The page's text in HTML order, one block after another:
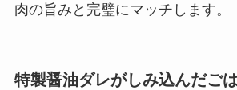
肉の旨みと完璧にマッチします。
特製醤油ダレがしみ込んだご